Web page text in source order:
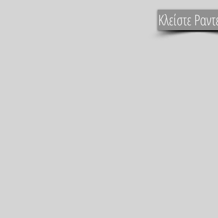
Κλείστε